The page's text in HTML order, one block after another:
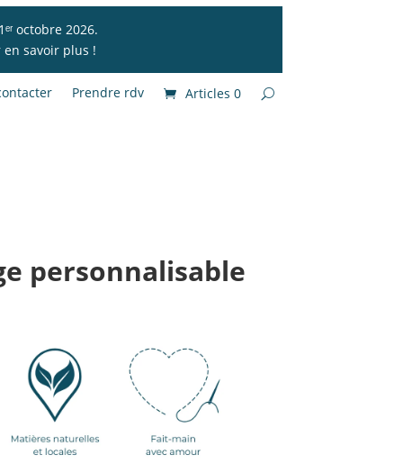
octobre 2026.
savoir plus !
Prendre rdv Articles 0
personnalisable